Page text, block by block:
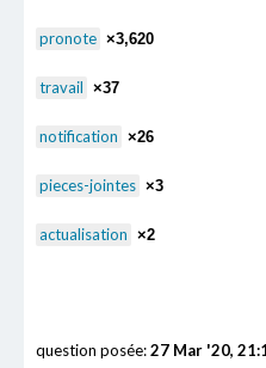
pronote ×3,620
travail ×37
notification ×26
pieces-jointes ×3
actualisation ×2
question posée:27 Mar '20,